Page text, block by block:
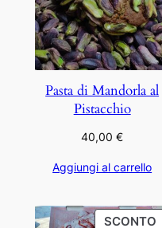
Pasta di Mandorla al
Pistacchio
40,00€
Aggiungi al carrello
SCONTO